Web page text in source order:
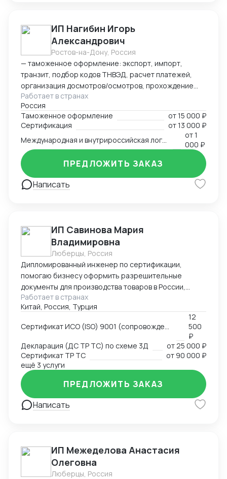
ИП Нагибин Игорь
Александрович
Ростов-на-Дону, Россия
— таможенное оформление: экспорт, импорт,
транзит, подбор кодов ТНВЭД, расчет платежей,
организация досмотров/осмотров, прохождение
доп. проверок, возврат обеспечения; — логистика:
авто, авиа, морской транспорт, ж/д; — консалтинг
и сопровождение по таможенным процедурам,
валютному контролю и бухгалтерии;
— бухгалтерский аутсорсинг; — получение
разрешительной документации: сертификаты,
разрешения.
Работает в странах
Россия
Таможенное оформление
от15 000 ₽
Сертификация
от13 000 ₽
от1
000 ₽
Написать
ПРЕДЛОЖИТЬ ЗАКАЗ
ИП Савинова Мария
Владимировна
Люберцы, Россия
Дипломированный инженер по сертификации,
помогаю бизнесу оформить разрешительные
документы для производства товаров в России,
импорта и реализации на территории РФ, через
магазины и маркетплейсы.
Работает в странах
Китай, Россия, Турция
Сертификат ИСО (ISO) 9001 (сопровождение, подготовка документов)
12
500
₽
Декларация (ДС ТР ТС) по схеме 3Д
от25 000 ₽
Сертификат ТР ТС
от 90 000 ₽
ещё 3 услуги
Написать
ПРЕДЛОЖИТЬ ЗАКАЗ
ИП Межеделова Анастасия
Олеговна
Люберцы, Россия